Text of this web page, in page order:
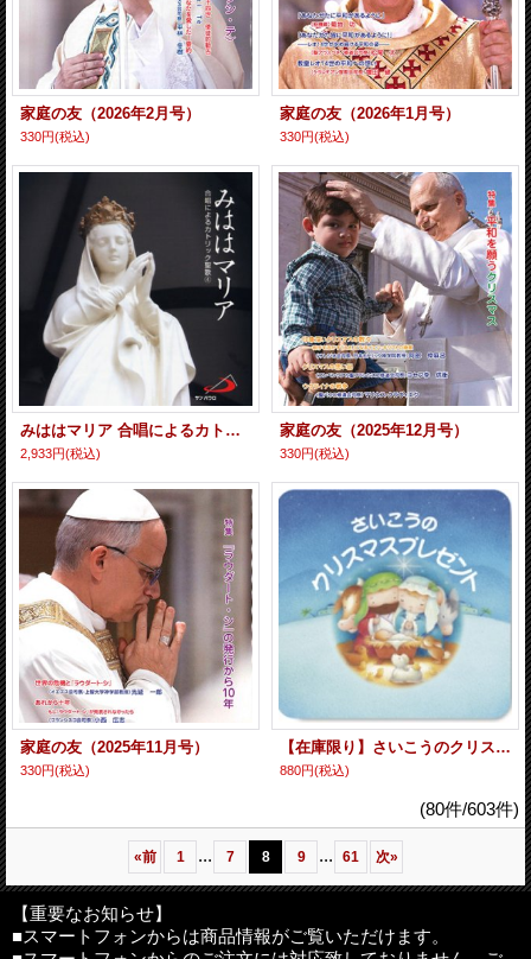
家庭の友（2026年2月号）
330円(税込)
家庭の友（2026年1月号）
330円(税込)
みははマリア 合唱によるカトリック聖歌 4 [CD]
2,933円(税込)
家庭の友（2025年12月号）
330円(税込)
家庭の友（2025年11月号）
330円(税込)
【在庫限り】さいこうのクリスマスプレゼント（旧定価版）
880円(税込)
(80件/603件)
«前 1 ... 7 8 9 ... 61 次»
【重要なお知らせ】
■スマートフォンからは商品情報がご覧いただけます。